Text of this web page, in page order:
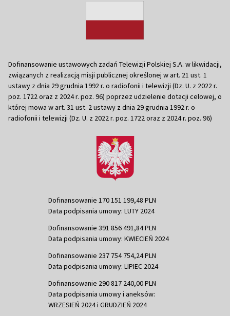
Dofinansowanie ustawowych zadań Telewizji Polskiej S.A. w likwidacji,
związanych z realizacją misji publicznej określonej w art. 21 ust. 1
ustawy z dnia 29 grudnia 1992 r. o radiofonii i telewizji (Dz. U. z 2022 r.
poz. 1722 oraz z 2024 r. poz. 96) poprzez udzielenie dotacji celowej, o
której mowa w art. 31 ust. 2 ustawy z dnia 29 grudnia 1992 r. o
radiofonii i telewizji (Dz. U. z 2022 r. poz. 1722 oraz z 2024 r. poz. 96)
Dofinansowanie 170 151 199,48 PLN
Data podpisania umowy: LUTY 2024
Dofinansowanie 391 856 491,84 PLN
Data podpisania umowy: KWIECIEŃ 2024
Dofinansowanie 237 754 754,24 PLN
Data podpisania umowy: LIPIEC 2024
Dofinansowanie 290 817 240,00 PLN
Data podpisania umowy i aneksów:
WRZESIEŃ 2024 i GRUDZIEŃ 2024